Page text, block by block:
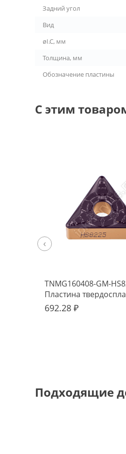
Задний угол
Вид
øI.C, мм
Толщина, мм
Обозначение пластины
С этим
TNMG160408-GM-
Пластина
Hadsto
692.28 ₽
‹
Подходящие